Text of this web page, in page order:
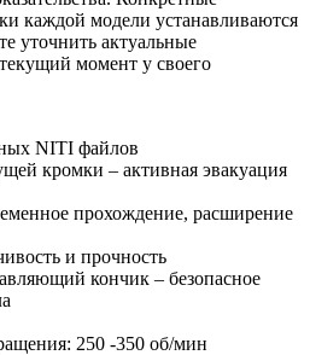
каждой модели устанавливаются
уточнить актуальные
момент у своего
NITI файлов
кромки – активная эвакуация
прохождение, расширение
и прочность
кончик – безопасное
250 -350 об/мин